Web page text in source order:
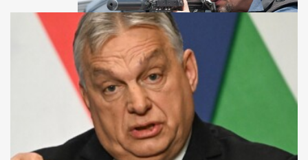
A legkeményebb bérgyilkosról
szóló film szegez este a
képernyő...